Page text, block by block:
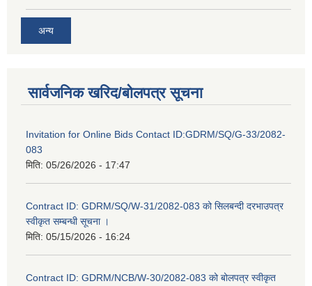
अन्य
सार्वजनिक खरिद/बोलपत्र सूचना
Invitation for Online Bids Contact ID:GDRM/SQ/G-33/2082-
083
मिति: 05/26/2026 - 17:47
Contract ID: GDRM/SQ/W-31/2082-083 को सिलबन्दी दरभाउपत्र
स्वीकृत सम्बन्धी सूचना ।
मिति: 05/15/2026 - 16:24
Contract ID: GDRM/NCB/W-30/2082-083 को बोलपत्र स्वीकृत